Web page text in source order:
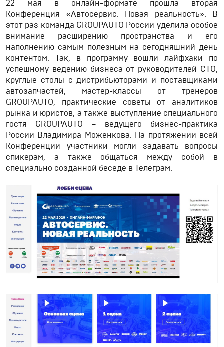
22 мая в онлайн-формате прошла вторая
Конференция «Автосервис. Новая реальность». В
этот раз команда GROUPAUTO России уделила особое
внимание расширению пространства и его
наполнению самым полезным на сегодняшний день
контентом. Так, в программу вошли лайфхаки по
успешному ведению бизнеса от руководителей СТО,
круглые столы с дистрибьюторами и поставщиками
автозапчастей, мастер-классы от тренеров
GROUPAUTO, практические советы от аналитиков
рынка и юристов, а также выступление специального
гостя GROUPAUTO – ведущего бизнес-практика
России Владимира Моженкова. На протяжении всей
Конференции участники могли задавать вопросы
спикерам, а также общаться между собой в
специально созданной беседе в Телеграм.